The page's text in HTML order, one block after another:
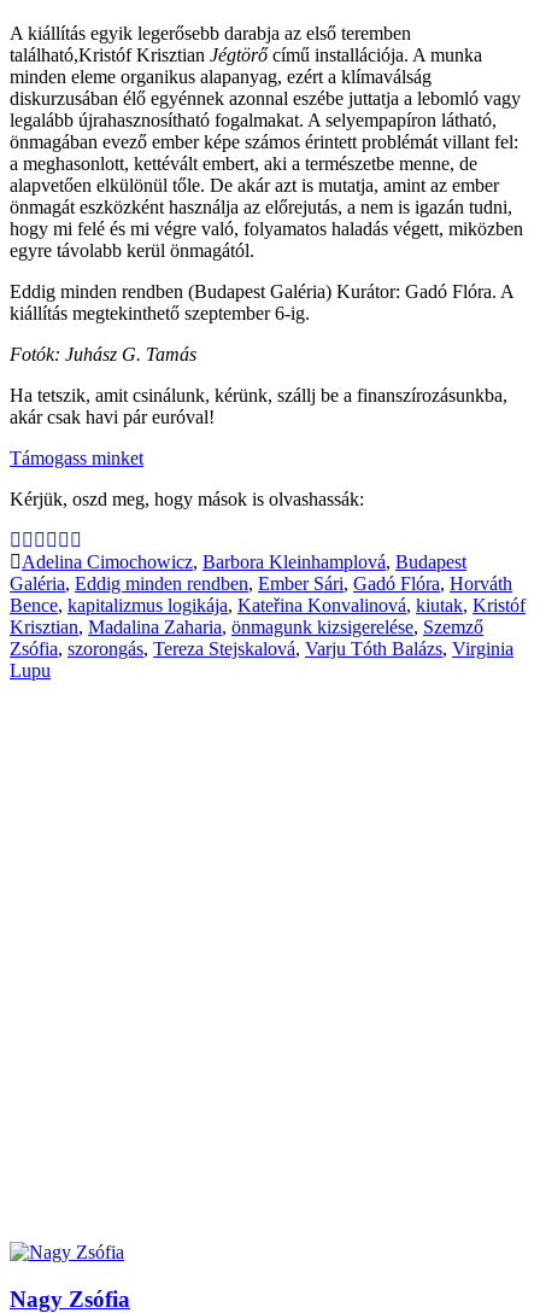
A kiállítás egyik legerősebb darabja az első teremben
található,Kristóf Krisztian Jégtörőcímű installációja. A munka
minden eleme organikus alapanyag, ezért a klímaválság
diskurzusában élő egyénnek azonnal eszébe juttatja a lebomló vagy
legalább újrahasznosítható fogalmakat. A selyempapíron látható,
önmagában evező ember képe számos érintett problémát villant fel:
a meghasonlott, kettévált embert, aki a természetbe menne, de
alapvetően elkülönül tőle. De akár azt is mutatja, amint az ember
önmagát eszközként használja az előrejutás, a nem is igazán tudni,
hogy mi felé és mi végre való, folyamatos haladás végett, miközben
egyre távolabb kerül önmagától.
Eddig minden rendben (Budapest Galéria) Kurátor: Gadó Flóra. A
kiállítás megtekinthető szeptember 6-ig.
Fotók: Juhász G. Tamás
Ha tetszik, amit csinálunk, kérünk, szállj be a finanszírozásunkba,
akár csak havi pár euróval!
Támogass minket
Kérjük, oszd meg, hogy mások is olvashassák:
Adelina Cimochowicz, Barbora Kleinhamplová, Budapest
Galéria, Eddig minden rendben, Ember Sári, Gadó Flóra, Horváth
Bence, kapitalizmus logikája, Kateřina Konvalinová, kiutak, Kristóf
Krisztian, Madalina Zaharia, önmagunk kizsigerelése, Szemző
Zsófia, szorongás, Tereza Stejskalová, Varju Tóth Balázs, Virginia
Lupu
Nagy Zsófia